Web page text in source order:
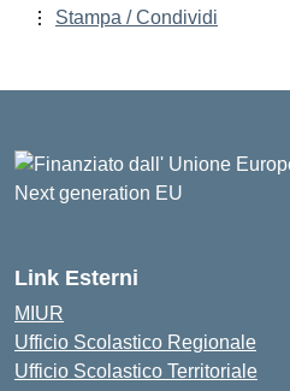
Stampa / Condividi
Link Esterni
MIUR
Ufficio Scolastico Regionale
Ufficio Scolastico Territoriale